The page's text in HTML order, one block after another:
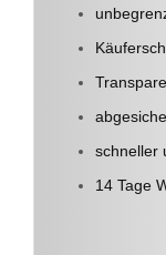
schneller
14 Tage